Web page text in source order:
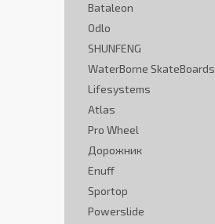
Bataleon
Odlo
SHUNFENG
WaterBorne SkateBoards
Lifesystems
Atlas
Pro Wheel
Дорожник
Enuff
Sportop
Powerslide